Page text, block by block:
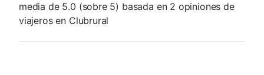
media de 5.0 (sobre 5) basada en 2 opiniones de
viajeros en Clubrural